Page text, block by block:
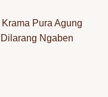
Pura Agung
Ngaben